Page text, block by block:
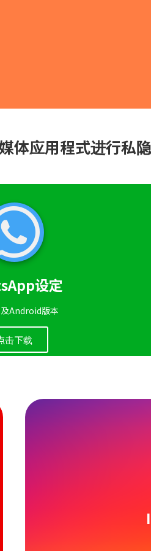
体应用程式进行私
设定
Android版本
击下载